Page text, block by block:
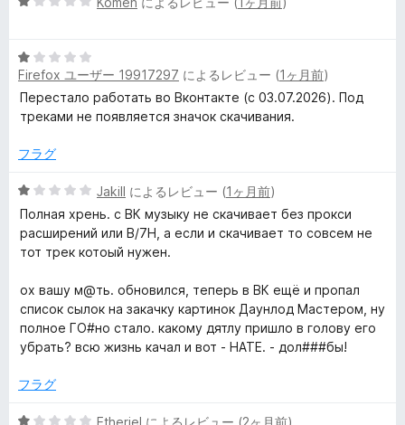
l
l
-
n
-
/
y
o
中
1
の
評
5
段
階
中
の
価
Firefox ユーザー 19917297 によるレビュー (1ヶ月前)
Перестало работать во Вконтакте (с 03.07.2026). Под
треками не появляется значок скачивания.
フラグ
5
段
階
中
の
評
価
Jakill によるレビュー (1ヶ月前)
Полная хрень. с ВК музыку не скачивает без прокси
расширений или B/7H, а если и скачивает то совсем не
тот трек котоый нужен.
ох вашу м@ть. обновился, теперь в ВК ещё и пропал
список сылок на закачку картинок Даунлод Мастером, ну
полное ГО#но стало. какому дятлу пришло в голову его
убрать? всю жизнь качал и вот - НАТЕ. - дол###бы!
フラグ
5
Etheriel によるレビュー (2ヶ月前)